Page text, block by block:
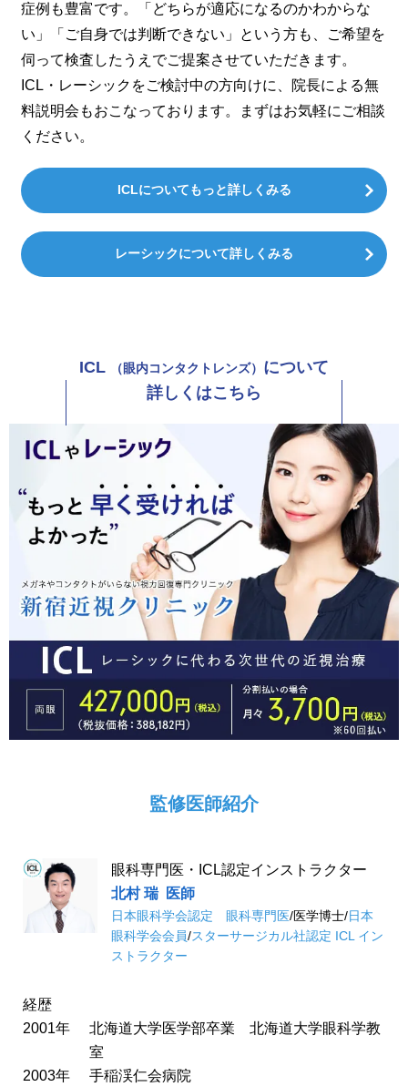
症例も豊富です。「どちらが適応になるのかわからな
い」「ご自身では判断できない」という方も、ご希望を
伺って検査したうえでご提案させていただきます。
ICL・レーシックをご検討中の方向けに、院長による無
料説明会もおこなっております。まずはお気軽にご相談
ください。
ICLについてもっと詳しくみる
レーシックについて詳しくみる
ICL （眼内コンタクトレンズ） について
詳しくはこちら
監修医師紹介
眼科専門医・ICL認定インストラクター
北村 瑞
医師
日本眼科学会認定 眼科専門医/医学博士/日本
眼科学会会員/スターサージカル社認定 ICL イン
ストラクター
経歴
2001年
北海道大学医学部卒業 北海道大学眼科学教
室
2003年
手稲渓仁会病院